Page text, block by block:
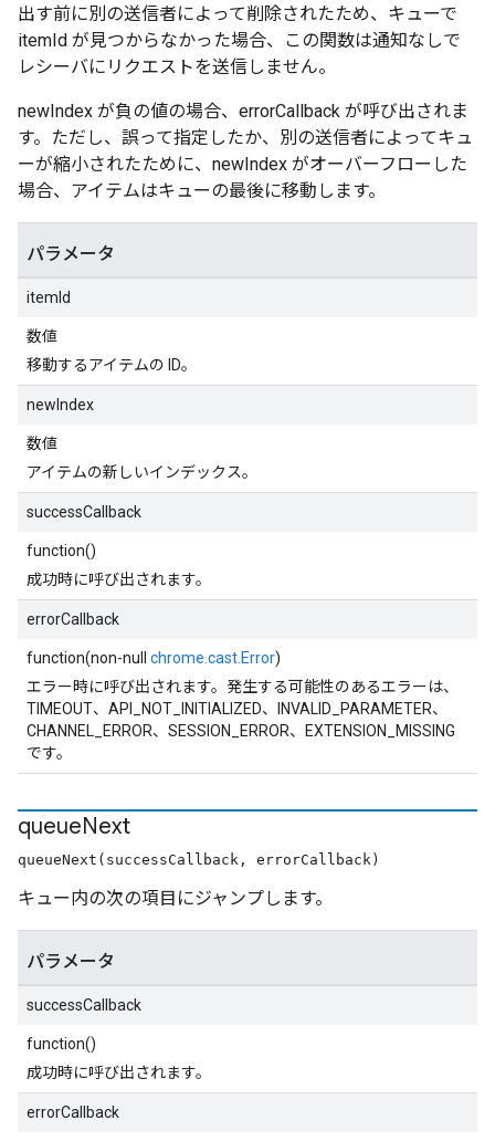
出す前に別の送信者によって削除されたため、キューで
itemId が見つからなかった場合、この関数は通知なしで
レシーバにリクエストを送信しません。
newIndex が負の値の場合、errorCallback が呼び出されま
す。ただし、誤って指定したか、別の送信者によってキュ
ーが縮小されたために、newIndex がオーバーフローした
場合、アイテムはキューの最後に移動します。
パラメータ
itemId
数値
移動するアイテムの ID。
newIndex
数値
アイテムの新しいインデックス。
successCallback
function()
成功時に呼び出されます。
errorCallback
function(non-null chrome.cast.Error)
エラー時に呼び出されます。発生する可能性のあるエラーは、
TIMEOUT、API_NOT_INITIALIZED、INVALID_PARAMETER、
CHANNEL_ERROR、SESSION_ERROR、EXTENSION_MISSING
です。
queueNext
queueNext(successCallback, errorCallback)
キュー内の次の項目にジャンプします。
パラメータ
successCallback
function()
成功時に呼び出されます。
errorCallback